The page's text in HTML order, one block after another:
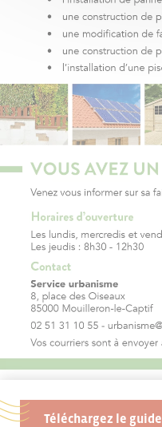
Téléchargez le guide